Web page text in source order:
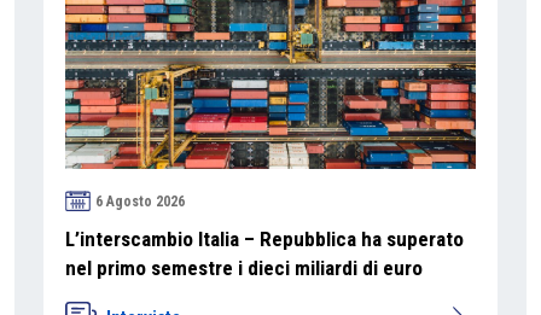
6 Agosto 2026
L’interscambio Italia – Repubblica ha superato
nel primo semestre i dieci miliardi di euro